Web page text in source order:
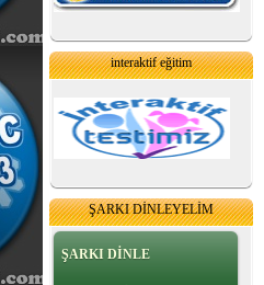
interaktif eğitim
ŞARKI DİNLEYELİM
ŞARKI DİNLE